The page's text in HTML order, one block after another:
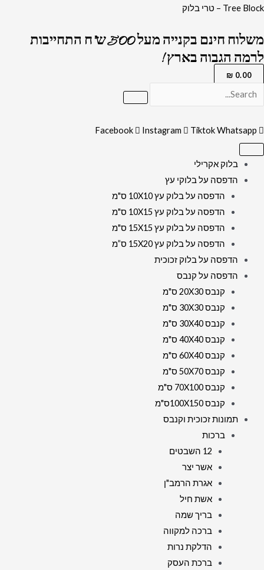
דילוג
Tree Block – טרי בלוק
משלוח חינם בקנייה מעל 500 ש"ח התחייבות
לרמה הגבוה בארץ !
0.00
₪
Facebook Instagram TiktokWhatsapp
בלוק אקרילי
הדפסה על בלוקי עץ
הדפסה על בלוק עץ 10X10 ס"מ
הדפסה על בלוק עץ 10X15 ס"מ
הדפסה על בלוק עץ 15X15 ס"מ
הדפסה על בלוק עץ 15X20 ס”מ
הדפסה על בלוק זכוכית
הדפסה על קנבס
קנבס 20X30 ס"מ
קנבס 30X30 ס"מ
קנבס 30X40 ס"מ
קנבס 40X40 ס"מ
קנבס 60X40 ס"מ
קנבס 50X70 ס"מ
קנבס 70X100 ס"מ
קנבס 100X150ס"מ
תמונות זכוכית וקנבס
ברכות
12 השבטים
אשר יצר
אגרת הרמב"ן
אשת חיל
בריך שמה
ברכה למקווה
הדלקת נרות
ברכת העסק
כמות
1576
-
תמונה
עובדיה
להדפסה
על
קנבס
זכוכית
מחוסמת